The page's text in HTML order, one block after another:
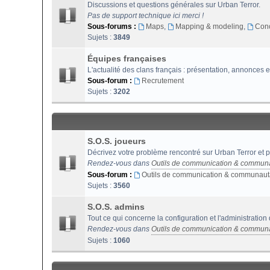
Discussions et questions générales sur Urban Terror.
Pas de support technique ici merci !
Sous-forums :
Maps, Mapping & modeling,
Sujets : 3849
Équipes françaises
L'actualité des clans français : présentation, annonces
Sous-forum :
Recrutement
Sujets : 3202
S.O.S. joueurs
Décrivez votre problème rencontré sur Urban Terror
Rendez-vous dans Outils de communication &
Sous-forum :
Outils de communication &
Sujets : 3560
S.O.S. admins
Tout ce qui concerne la configuration et l'administration
Rendez-vous dans Outils de communication &
Sujets : 1060